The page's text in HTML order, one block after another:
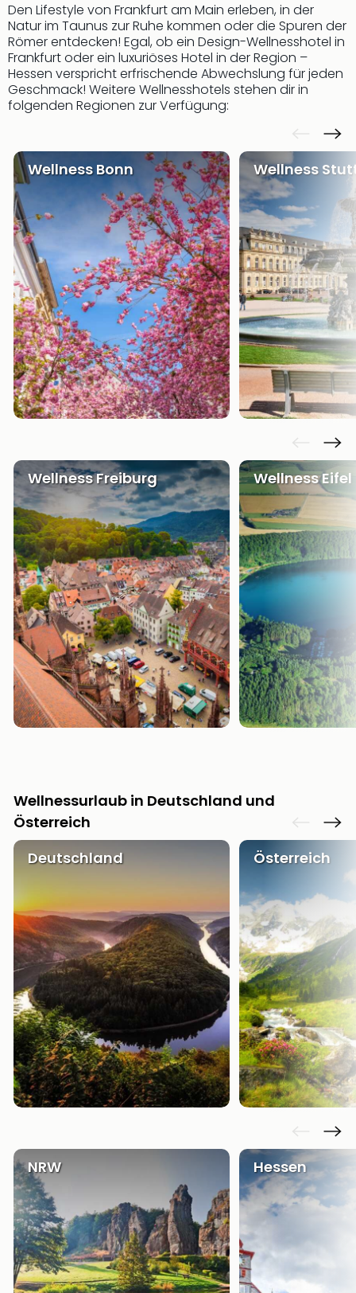
Den Lifestyle von Frankfurt am Main erleben, in der
Natur im Taunus zur Ruhe kommen oder die Spuren der
Römer entdecken! Egal, ob ein Design-Wellnesshotel in
Frankfurt oder ein luxuriöses Hotel in der Region –
Hessen verspricht erfrischende Abwechslung für jeden
Geschmack! Weitere Wellnesshotels stehen dir in
folgenden Regionen zur Verfügung:
Wellness Bonn Wellness
Wellness Freiburg Wellness Eifel
Wellnessurlaub in Deutschland und
Österreich
Deutschland
Österreich
NRW Hessen